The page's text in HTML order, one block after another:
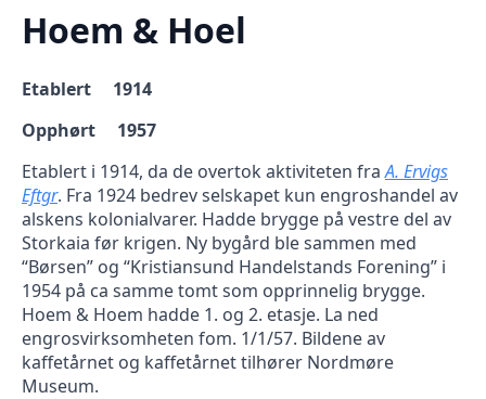
Hoem & Hoel
Etablert 1914
Opphørt 1957
Etablert i 1914, da de overtok aktiviteten fraA. Ervigs
Eftgr. Fra 1924 bedrev selskapet kun engroshandel av
alskens kolonialvarer. Hadde brygge på vestre del av
Storkaia før krigen. Ny bygård ble sammen med
“Børsen” og “Kristiansund Handelstands Forening” i
1954 på ca samme tomt som opprinnelig brygge.
Hoem & Hoem hadde 1. og 2. etasje. La ned
engrosvirksomheten fom. 1/1/57. Bildene av
kaffetårnet og kaffetårnet tilhører Nordmøre
Museum.